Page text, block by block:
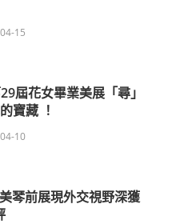
15
屆花女畢業美展「尋」
寶藏 ！
10
琴前展現外交視野深獲